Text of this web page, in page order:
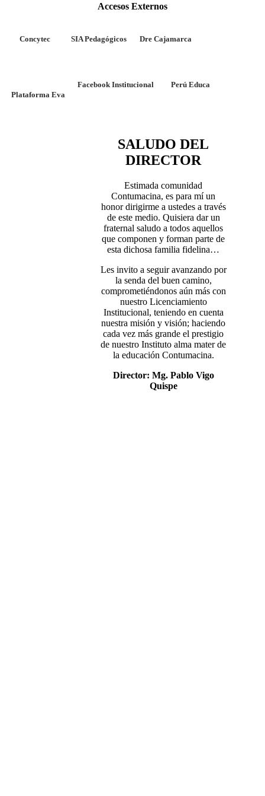
Accesos Externos
Concytec SIA Pedagógicos Dre Cajamarca
Plataforma Eva
Facebook Institucional Perú Educa
SALUDO DEL
DIRECTOR
Estimada comunidad
Contumacina, es para mí un
honor dirigirme a ustedes a través
de este medio. Quisiera dar un
fraternal saludo a todos aquellos
que componen y forman parte de
esta dichosa familia fidelina…
Les invito a seguir avanzando por
la senda del buen camino,
comprometiéndonos aún más con
nuestro Licenciamiento
Institucional, teniendo en cuenta
nuestra misión y visión; haciendo
cada vez más grande el prestigio
de nuestro Instituto alma mater de
la educación Contumacina.
Director: Mg. Pablo Vigo
Quispe